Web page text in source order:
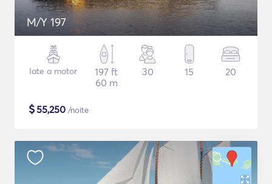
M/Y 197
Iate a motor
197 ft
60 m
30 15 20
$55,250 /noite